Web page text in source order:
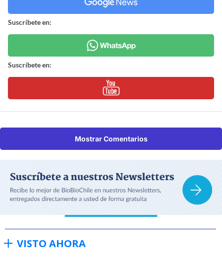
Suscríbete en:
Suscríbete en:
Mostrar Comentarios
VISTO AHORA